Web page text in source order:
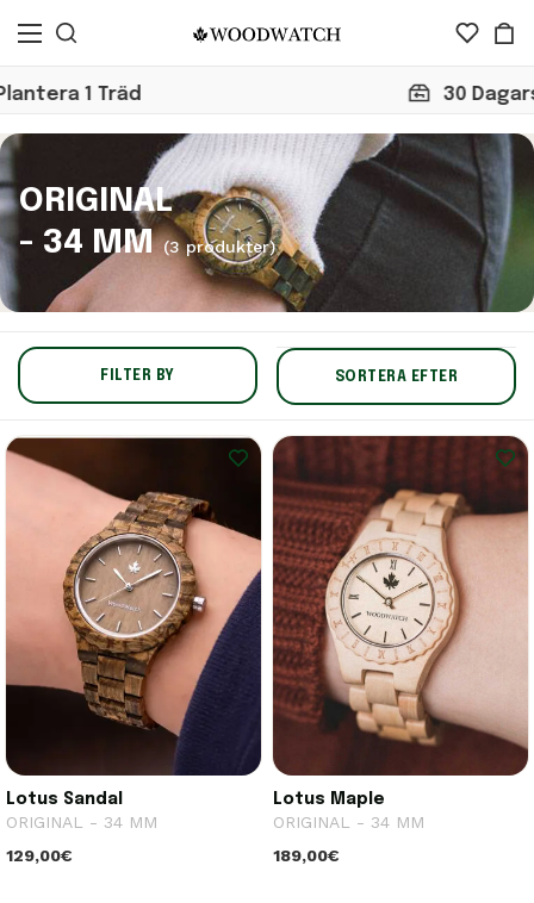
Träd 30 Dagars Retur
ORIGINAL
- 34 MM (3 produkter)
FILTER BY SORTERA EFTER
Lotus Sandal
ORIGINAL - 34 MM
129,00€
Lotus Maple
ORIGINAL - 34 MM
189,00€